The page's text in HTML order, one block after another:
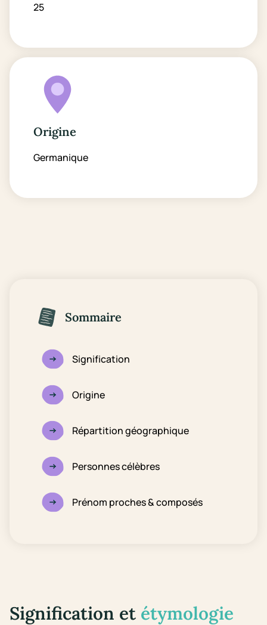
25
Origine
Germanique
Sommaire
Signification
Origine
Répartition géographique
Personnes célèbres
Prénom proches & composés
Signification et étymologie